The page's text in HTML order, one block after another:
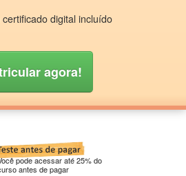
certificado digital incluído
agora!
pode acessar até 25% do
antes de pagar